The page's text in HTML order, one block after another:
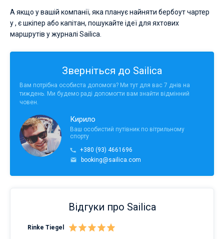
А якщо у вашій компанії, яка планує найняти бербоут чартер
у , є шкіпер або капітан, пошукайте ідеї для яхтових
маршрутів у журналі Sailica.
Зверніться до Sailica
Вам потрібна особиста допомога? Ми тут для вас 7 днів на
тиждень. Ми будемо раді допомогти вам знайти відмінний
човен.
Кирило
Ваш особистий путівник по вітрильному
спорту
+380 (93) 4661696
booking@sailica.com
Відгуки про Sailica
Rinke Tiegel